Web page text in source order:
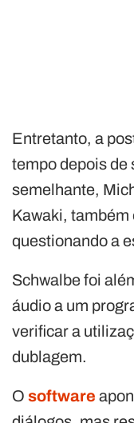
Entretanto, a
tempo depois de
semelhante,
Kawaki,
questionando a
Schwalbe foi
áudio a um
verificar a
dublagem.
O software